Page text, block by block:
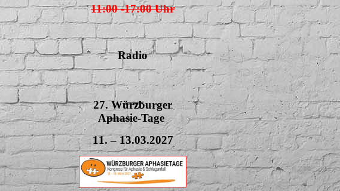
11:00 -17:00 Uhr
Radio
27. Würzburger
Aphasie-Tage
11. – 13.03.2027